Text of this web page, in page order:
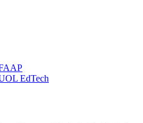
EdTech